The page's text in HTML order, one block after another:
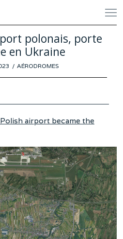
polonais, porte
en Ukraine
27AÉRODROMES
airport became the